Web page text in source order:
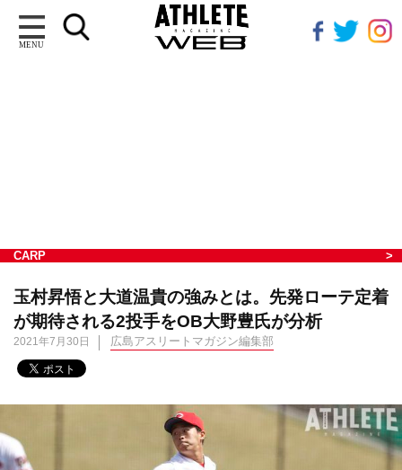
MENU
CARP
玉村昇悟と大道温貴の強みとは。先発ローテ定着
が期待される2投手をOB大野豊氏が分析
2021年7月30日 広島アスリートマガジン編集部